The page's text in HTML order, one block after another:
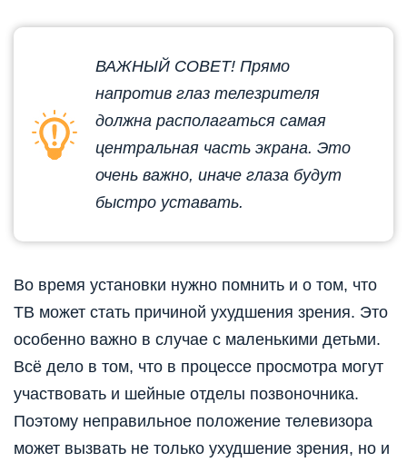
ВАЖНЫЙ СОВЕТ! Прямо
напротив глаз телезрителя
должна располагаться самая
центральная часть экрана. Это
очень важно, иначе глаза будут
быстро уставать.
Во время установки нужно помнить и о том, что
ТВ может стать причиной ухудшения зрения. Это
особенно важно в случае с маленькими детьми.
Всё дело в том, что в процессе просмотра могут
участвовать и шейные отделы позвоночника.
Поэтому неправильное положение телевизора
может вызвать не только ухудшение зрения, но и